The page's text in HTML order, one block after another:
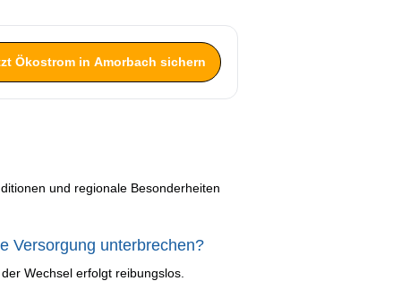
Ökostrom in Amorbach sichern
und regionale Besonderheiten
Versorgung unterbrechen?
Wechsel erfolgt reibungslos.